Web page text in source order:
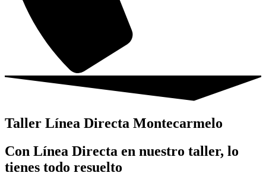
Taller Línea Directa Montecarmelo
Con Línea Directa en nuestro taller, lo
tienes todo resuelto